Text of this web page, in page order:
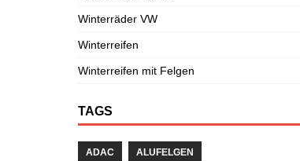
Winterräder VW
Winterreifen
Winterreifen mit Felgen
TAGS
ADAC ALUFELGEN